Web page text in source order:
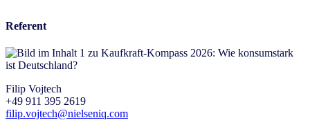
Referent
Filip Vojtech
+49 911 395 2619
filip.vojtech@nielseniq.com